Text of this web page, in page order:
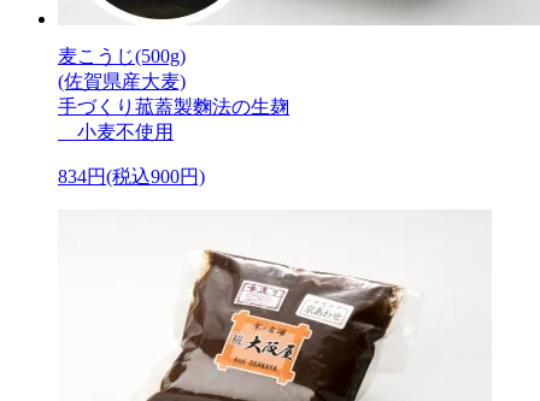
麦こうじ(500g)
(佐賀県産大麦)
手づくり菰蓋製麴法の生麹
小麦不使用
834円(税込900円)